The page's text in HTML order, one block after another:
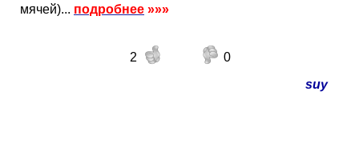
RSS
Чемпионат Европы
Кубок Мира (отбор)
Telegram Bot
мячей)... подробнее »»»
2
0
suy